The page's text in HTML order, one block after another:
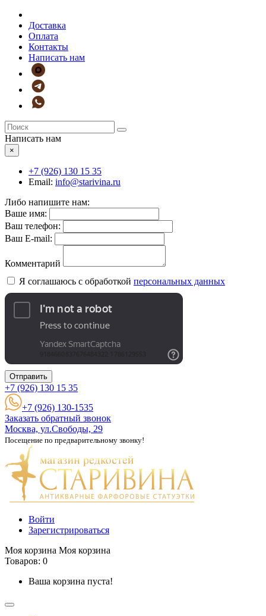
Доставка
Оплата
Контакты
Написать нам
Написать нам
×
+7 (926) 130 15 35
Email: info@starivina.ru
Либо напишите нам:
Ваше имя:
Ваш телефон:
Ваш E-mail:
Комментарий
Я соглашаюсь с обработкой персональных данных
Отправить
+7 (926) 130 15 35
+7 (926) 130-1535
Заказать обратный звонок
Москва, ул.Свободы, 29
Посещение по предварительному звонку!
Войти
Зарегистрироваться
Моя корзина Моя корзина
Товаров: 0
Ваша корзина пуста!